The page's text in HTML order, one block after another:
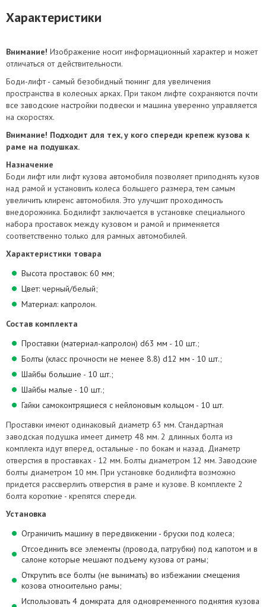
Характеристики
Внимание! Изображение носит информационный характер и может
отличаться от действительности.
Боди-лифт - самый безобидный тюнинг для увеличения
пространства в колесных арках. При таком лифте сохраняются почти
все заводские настройки подвески и машина уверенно управляется
на скоростях.
Внимание! Подходит для тех, у кого спереди крепеж кузова к
раме на подушках.
Назначение
Боди лифт или лифт кузова автомобиля позволяет приподнять кузов
над рамой и установить колеса большего размера, тем самым
увеличить клиренс автомобиля. Это улучшит проходимость
внедорожника. Бодилифт заключается в установке специального
набора проставок между кузовом и рамой и применяется
соответственно только для рамных автомобилей.
Характеристики товара
Высота проставок: 60 мм;
Цвет: черный/белый;
Материал: капролон.
Состав комплекта
Проставки (материал-капролон) d63 мм - 10 шт.;
Болты (класс прочности не менее 8.8) d12 мм - 10 шт.;
Шайбы большие - 10 шт.;
Шайбы малые - 10 шт.;
Гайки самоконтрящиеся с нейлоновым кольцом - 10 шт.
Проставки имеют одинаковый диаметр 63 мм. Стандартная
заводская подушка имеет диметр 48 мм. 2 длинных болта из
комплекта идут вперед, остальные - по бокам и назад. Диаметр
отверстия в проставках - 12 мм. Болты диаметром 12 мм. Заводские
болты диаметром 10 мм. При установке бодилифта возможно
придется рассверлить отверстия в раме и кузове. В комплекте 2
болта короткие - крепятся спереди.
Установка
Ограничить машину в передвижении - бруски под колеса;
Отсоединить все элементы (провода, патрубки) под капотом и в
салоне которые мешают подъему кузова от рамы;
Открутить все болты (не вынимать) во избежании смещения
козова относительно рамы;
Использовать 4 домкрата для одновременного поднятия кузова